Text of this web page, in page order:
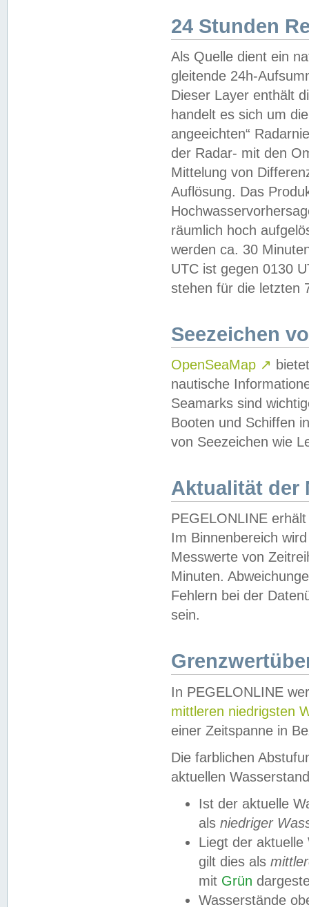
24 Stunden
Als Quelle dient ein
gleitende 24h-
Dieser Layer enthält
handelt es sich um
angeeichten“
der Radar- mit den
Mittelung von
Auflösung. Das
räumlich hoch
werden ca. 30
UTC ist gegen 0130
stehen für die letzten
Seezeichen
OpenSeaMap ↗
nautische
Seamarks sind
Booten und Schiffen
von Seezeichen wie
Aktualität der
PEGELONLINE
Im Binnenbereich
Messwerte von
Minuten.
Fehlern bei der
sein.
In PEGELONLINE
mittleren niedrigsten
einer Zeitspanne in
Die farblichen
aktuellen
Ist der aktuelle
als niedriger
Liegt der
gilt dies als
mit Grün
Wasserstände